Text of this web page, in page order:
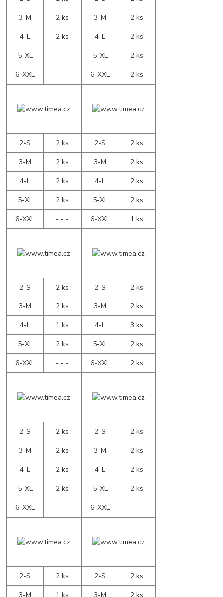
3-M
2 ks
4-L
2 ks
5-XL
- - -
6-XXL
- - -
3-M
2 ks
4-L
2 ks
5-XL
2 ks
6-XXL
2 ks
2-S
2 ks
3-M
2 ks
4-L
2 ks
5-XL
2 ks
6-XXL
- - -
2-S
2 ks
3-M
2 ks
4-L
2 ks
5-XL
2 ks
6-XXL
1 ks
2-S
2 ks
3-M
2 ks
4-L
1 ks
5-XL
2 ks
6-XXL
- - -
2-S
2 ks
3-M
2 ks
4-L
3 ks
5-XL
2 ks
6-XXL
2 ks
2-S
2 ks
3-M
2 ks
4-L
2 ks
5-XL
2 ks
6-XXL
- - -
2-S
2 ks
3-M
2 ks
4-L
2 ks
5-XL
2 ks
6-XXL
- - -
2-S
2 ks
3-M
1 ks
2-S
2 ks
3-M
2 ks